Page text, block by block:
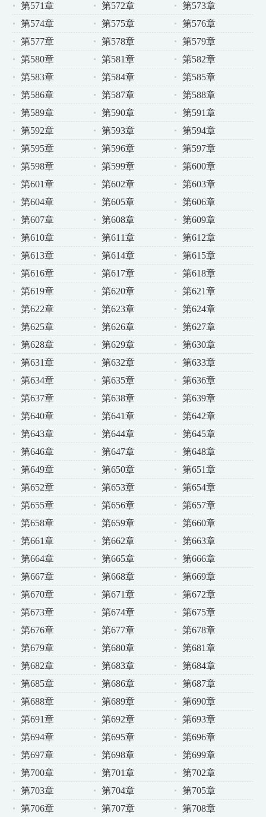
第571章
第572章
第573章
第574章
第575章
第576章
第577章
第578章
第579章
第580章
第581章
第582章
第583章
第584章
第585章
第586章
第587章
第588章
第589章
第590章
第591章
第592章
第593章
第594章
第595章
第596章
第597章
第598章
第599章
第600章
第601章
第602章
第603章
第604章
第605章
第606章
第607章
第608章
第609章
第610章
第611章
第612章
第613章
第614章
第615章
第616章
第617章
第618章
第619章
第620章
第621章
第622章
第623章
第624章
第625章
第626章
第627章
第628章
第629章
第630章
第631章
第632章
第633章
第634章
第635章
第636章
第637章
第638章
第639章
第640章
第641章
第642章
第643章
第644章
第645章
第646章
第647章
第648章
第649章
第650章
第651章
第652章
第653章
第654章
第655章
第656章
第657章
第658章
第659章
第660章
第661章
第662章
第663章
第664章
第665章
第666章
第667章
第668章
第669章
第670章
第671章
第672章
第673章
第674章
第675章
第676章
第677章
第678章
第679章
第680章
第681章
第682章
第683章
第684章
第685章
第686章
第687章
第688章
第689章
第690章
第691章
第692章
第693章
第694章
第695章
第696章
第697章
第698章
第699章
第700章
第701章
第702章
第703章
第704章
第705章
第706章
第707章 第708章